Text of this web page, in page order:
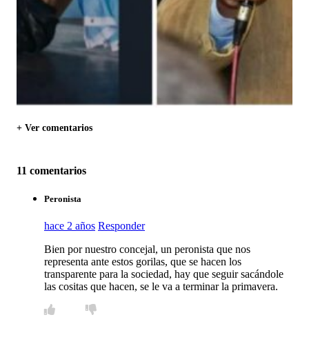
+ Ver comentarios
11 comentarios
Peronista
hace 2 años Responder
Bien por nuestro concejal, un peronista que nos
representa ante estos gorilas, que se hacen los
transparente para la sociedad, hay que seguir sacándole
las cositas que hacen, se le va a terminar la primavera.